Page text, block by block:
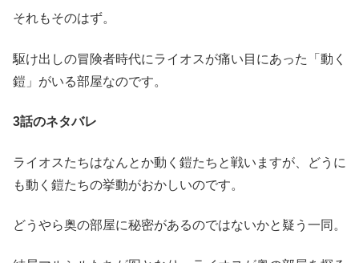
それもそのはず。
駆け出しの冒険者時代にライオスが痛い目にあった「動く
鎧」がいる部屋なのです。
3話のネタバレ
ライオスたちはなんとか動く鎧たちと戦いますが、どうに
も動く鎧たちの挙動がおかしいのです。
どうやら奥の部屋に秘密があるのではないかと疑う一同。